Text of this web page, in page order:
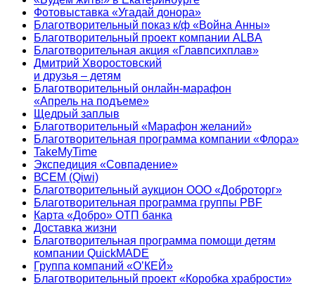
Фотовыставка «Угадай донора»
Благотворительный показ к/ф «Война Анны»
Благотворительный проект компании ALBA
Благотворительная акция «Главпсихплав»
Дмитрий Хворостовский
и друзья – детям
Благотворительный онлайн‑марафон
«Апрель на подъеме»
Щедрый заплыв
Благотворительный «Марафон желаний»
Благотворительная программа компании «Флора»
TakeMyTime
Экспедиция «Совпадение»
ВСЕМ (Qiwi)
Благотворительный аукцион ООО «Доброторг»
Благотворительная программа группы PBF
Карта «Добро» ОТП банка
Доставка жизни
Благотворительная программа помощи детям
компании QuickMADE
Группа компаний «О’КЕЙ»
Благотворительный проект «Коробка храбрости»